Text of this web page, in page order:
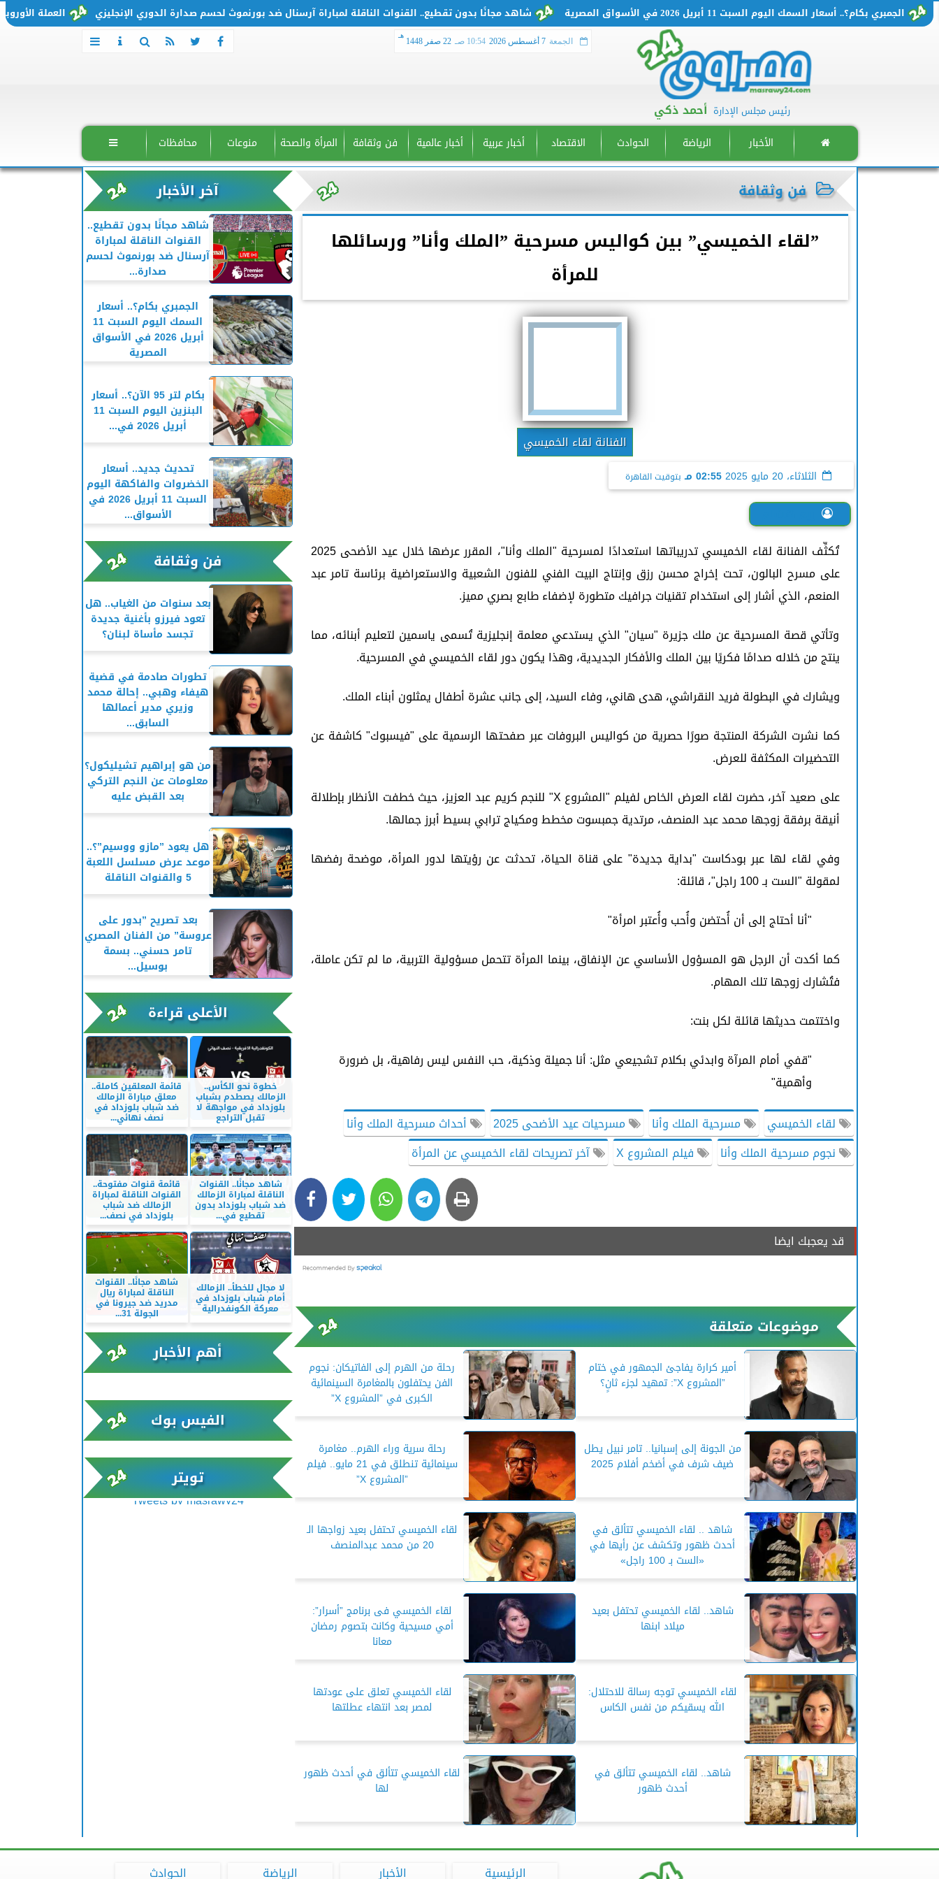
العملة الأوروبية تتحرك من جديد.. شاهد مجانًا بدون تقطيع.. القنوات الناقلة لمباراة آرسنال ضد بورنموث لحسم صدارة الدوري الإنجليزي بكام؟.. أسعار السمك اليوم السبت 11 أبريل 2026 في الأسواق المصرية
رئيس مجلس الإدارة أحمد ذكي
الجمعة 7 أغسطس 2026 10:54 صـ 22 صفر 1448
هـ
الأخبار الرياضة الحوادث الاقتصاد أخبار عربية أخبار عالمية فن وثقافة المرأة والصحة منوعات محافظات 
فن وثقافة
”لقاء الخميسي” بين كواليس مسرحية ”الملك وأنا” ورسائلها
للمرأة
الفنانة لقاء الخميسي
الثلاثاء، 20 مايو 2025 02:55 مـ بتوقيت القاهرة
تُكثِّف الفنانة لقاء الخميسي تدريباتها استعدادًا لمسرحية "الملك وأنا"، المقرر عرضها خلال عيد الأضحى 2025
على مسرح البالون، تحت إخراج محسن رزق وإنتاج البيت الفني للفنون الشعبية والاستعراضية برئاسة تامر عبد
المنعم، الذي أشار إلى استخدام تقنيات جرافيك متطورة لإضفاء طابع بصري مميز.
وتأتي قصة المسرحية عن ملك جزيرة "سيان" الذي يستدعي معلمة إنجليزية تُسمى ياسمين لتعليم أبنائه، مما
ينتج من خلاله صدامًا فكريًا بين الملك والأفكار الجديدية، وهذا يكون دور لقاء الخميسي في المسرحية.
ويشارك في البطولة فريد النقراشي، هدى هاني، وفاء السيد، إلى جانب عشرة أطفال يمثلون أبناء الملك.
كما نشرت الشركة المنتجة صورًا حصرية من كواليس البروفات عبر صفحتها الرسمية على "فيسبوك" كاشفة عن
التحضيرات المكثفة للعرض.
على صعيد آخر، حضرت لقاء العرض الخاص لفيلم "المشروع X" للنجم كريم عبد العزيز، حيث خطفت الأنظار بإطلالة
أنيقة برفقة زوجها محمد عبد المنصف، مرتدية جمبسوت مخطط ومكياج ترابي بسيط أبرز جمالها.
وفي لقاء لها عبر بودكاست "بداية جديدة" على قناة الحياة، تحدثت عن رؤيتها لدور المرأة، موضحة رفضها
لمقولة "الست بـ 100 راجل"، قائلة:
"أنا أحتاج إلى أن أُحتضن وأُحب وأُعتبر امرأة"
كما أكدت أن الرجل هو المسؤول الأساسي عن الإنفاق، بينما المرأة تتحمل مسؤولية التربية، ما لم تكن عاملة،
فتُشارك زوجها تلك المهام.
واختتمت حديثها قائلة لكل بنت:
"قفي أمام المرآة وابدئي بكلام تشجيعي مثل: أنا جميلة وذكية، حب النفس ليس رفاهية، بل ضرورة
وأهمية"
لقاء الخميسي
مسرحية الملك وأنا مسرحيات عيد الأضحى 2025
أحداث مسرحية الملك وأنا
نجوم مسرحية الملك وأنا
فيلم المشروع X آخر تصريحات لقاء الخميسي عن المرأة
قد يعجبك ايضا
موضوعات متعلقة
أمير كرارة يفاجئ الجمهور في ختام
”المشروع X”: تمهيد لجزء ثانٍ؟
رحلة من الهرم إلى الفاتيكان: نجوم
الفن يحتفلون بالمغامرة السينمائية
الكبرى في ”المشروع X”
من الجونة إلى إسبانيا.. تامر نبيل يطل
ضيف شرف في أضخم أفلام 2025
رحلة سرية وراء الهرم.. مغامرة
سينمائية تنطلق في 21 مايو.. فيلم
”المشروع X”
شاهد .. لقاء الخميسي تتألق في
أحدث ظهور وتكشف عن رأيها في
«الست بـ 100 راجل»
لقاء الخميسي تحتفل بعيد زواجها الـ
20 من محمد عبدالمنصف
شاهد.. لقاء الخميسي تحتفل بعيد
ميلاد ابنها
لقاء الخميسي فى برنامج ”أسرار”:
أمي مسيحية وكانت بتصوم رمضان
معانا
لقاء الخميسي توجه رسالة للاحتلال:
الله يسقيكم من نفس الكاس
لقاء الخميسي تعلق على عودتها
لمصر بعد انتهاء عطلتها
شاهد.. لقاء الخميسي تتألق في
أحدث ظهور
لقاء الخميسي تتألق في أحدث ظهور
لها
آخر الأخبار
شاهد مجانًا بدون تقطيع..
القنوات الناقلة لمباراة
آرسنال ضد بورنموث لحسم
صدارة...
الجمبري بكام؟.. أسعار
السمك اليوم السبت 11
أبريل 2026 في الأسواق
المصرية
بكام لتر 95 الآن؟.. أسعار
البنزين اليوم السبت 11
أبريل 2026 في...
تحديث جديد.. أسعار
الخضروات والفاكهة اليوم
السبت 11 أبريل 2026 في
الأسواق...
فن وثقافة
بعد سنوات من الغياب.. هل
تعود فيرزو بأغنية جديدة
تجسد مأساة لبنان؟
تطورات صادمة في قضية
هيفاء وهبي.. إحالة محمد
وزيري مدير أعمالها
السابق...
من هو إبراهيم تشيليكول؟
معلومات عن النجم التركي
بعد القبض عليه
هل يعود ”مازو ووسيم”؟..
موعد عرض مسلسل اللعبة
5 والقنوات الناقلة
بعد تصريح ”بدور على
عروسة” من الفنان المصري
تامر حسني.. بسمة
بوسيل...
الأعلى قراءة
خطوة نحو الكأس..
الزمالك يصطدم بشباب
بلوزداد في مواجهة لا
تقبل التراجع
قائمة المعلقين كاملة..
معلق مباراة الزمالك
ضد شباب بلوزداد في
نصف نهائي...
شاهد مجانًا.. القنوات
الناقلة لمباراة الزمالك
ضد شباب بلوزداد بدون
تقطيع في...
قائمة قنوات مفتوحة..
القنوات الناقلة لمباراة
الزمالك ضد شباب
بلوزداد في نصف...
لا مجال للخطأ.. الزمالك
أمام شباب بلوزداد في
معركة الكونفدرالية
شاهد مجانًا.. القنوات
الناقلة لمباراة ريال
مدريد ضد جيرونا في
الجولة 31...
أهم الأخبار
الفيس بوك
تويتر
Tweets by masrawy24
الرئيسية الأخبار الرياضة الحوادث